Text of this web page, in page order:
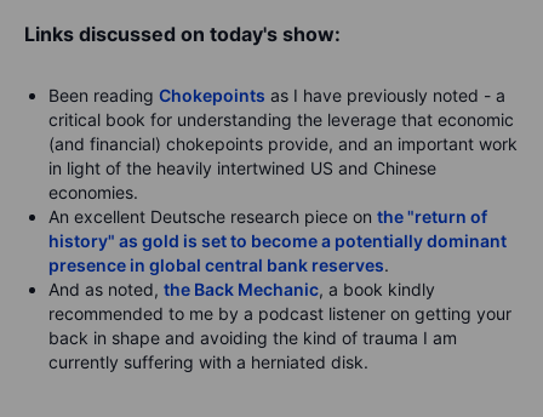
Links discussed on today's show:
Been reading Chokepoints as I have previously noted - a
critical book for understanding the leverage that economic
(and financial) chokepoints provide, and an important work
in light of the heavily intertwined US and Chinese
economies.
An excellent Deutsche research piece on the "return of
history" as gold is set to become a potentially dominant
presence in global central bank reserves.
And as noted, the Back Mechanic, a book kindly
recommended to me by a podcast listener on getting your
back in shape and avoiding the kind of trauma I am
currently suffering with a herniated disk.